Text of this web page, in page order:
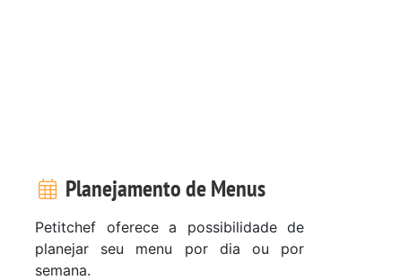
Planejamento de Menus
Petitchef oferece a possibilidade de
planejar seu menu por dia ou por
semana.